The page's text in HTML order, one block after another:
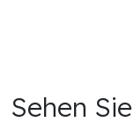
Sehen